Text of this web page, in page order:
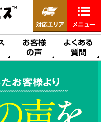
お客様
の声
よくある
質問
対応エリア メニュー
お客様より